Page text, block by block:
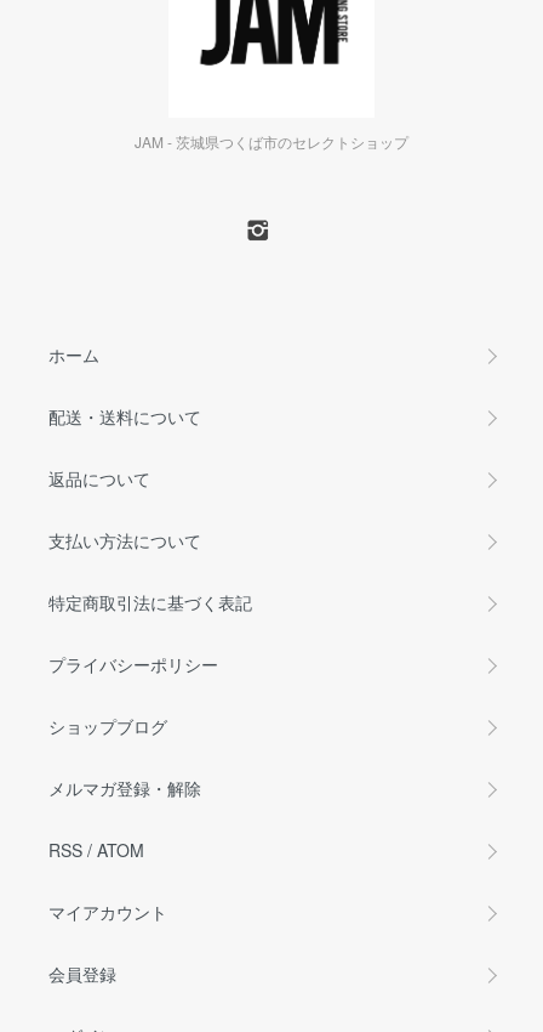
JAM - 茨城県つくば市のセレクトショップ
ホーム
配送・送料について
返品について
支払い方法について
特定商取引法に基づく表記
プライバシーポリシー
ショップブログ
メルマガ登録・解除
RSS / ATOM
マイアカウント
会員登録